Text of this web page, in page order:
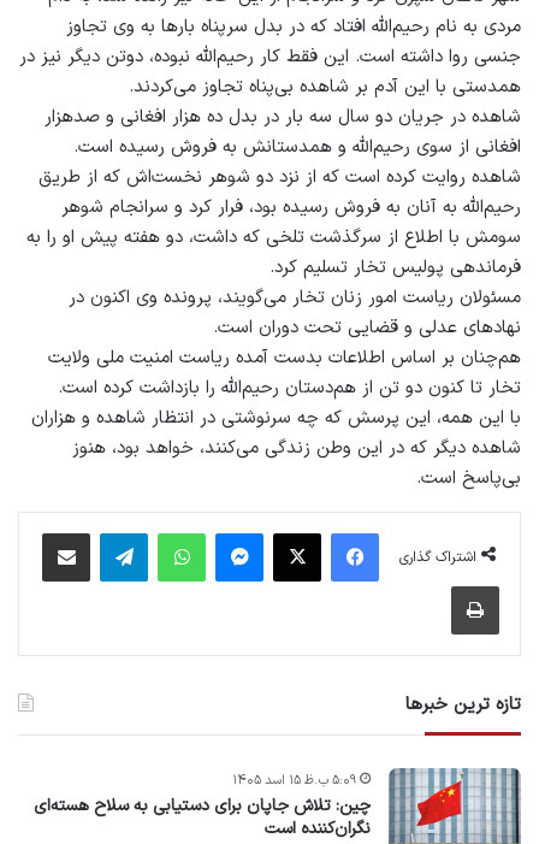
مردی به نام رحیم‌الله افتاد که در بدل سرپناه بارها به وی تجاوز
جنسی روا داشته است. این فقط کار رحیم‌الله نبوده، دوتن دیگر نیز در
همدستی با این آدم بر شاهده بی‌پناه تجاوز می‌کردند.
شاهده در جریان دو سال سه بار در بدل ده هزار افغانی و ‌صدهزار
افغانی از سوی رحیم‌الله و همدستانش به فروش رسیده است.
شاهده روایت کرده است که از نزد دو شوهر نخست‌اش که از طریق
رحیم‌الله به آنان به فروش رسیده بود، فرار کرد و سرانجام شوهر
سومش با اطلاع از سرگذشت تلخی که داشت، دو هفته پیش او را به
فرماندهی پولیس تخار تسلیم کرد.
مسئولان ریاست امور زنان تخار می‌گویند، پرونده وی اکنون در
نهادهای عدلی و قضایی تحت دوران است.
هم‌چنان بر اساس اطلاعات بدست آمده ریاست امنیت ملی ولایت
تخار تا کنون دو تن از هم‌دستان رحیم‌الله را بازداشت کرده است.
با این همه، این پرسش که چه سرنوشتی در انتظار شاهده و هزاران
شاهده دیگر که در این وطن زندگی می‌کنند، خواهد بود، هنوز
بی‌پاسخ است.
اشتراک گذاری
فیس بوک پیام رسان واتس آپ
تازه ترین خبرها
چین: تلاش جاپان برای دستیابی به سلاح هسته‌ای
نگران‌کننده است
۵:۰۹ ب.ظ ۱۵ اسد ۱۴۰۵